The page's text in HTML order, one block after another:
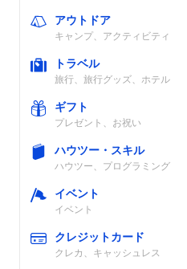
アウトドア
キャンプ、アクティビティ
トラベル
旅行、旅行グッズ、ホテル
ギフト
プレゼント、お祝い
ハウツー・スキル
ハウツー、プログラミング
イベント
イベント
クレジットカード
クレカ、キャッシュレス